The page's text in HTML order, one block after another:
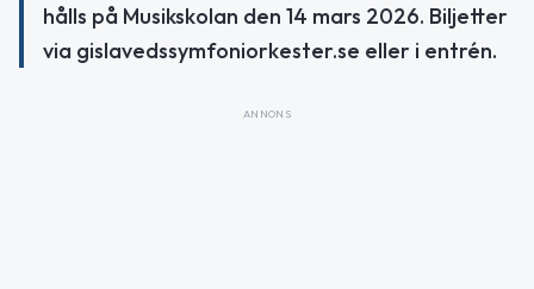
hålls på Musikskolan den 14 mars 2026. Biljetter
via gislavedssymfoniorkester.se eller i entrén.
ANNONS